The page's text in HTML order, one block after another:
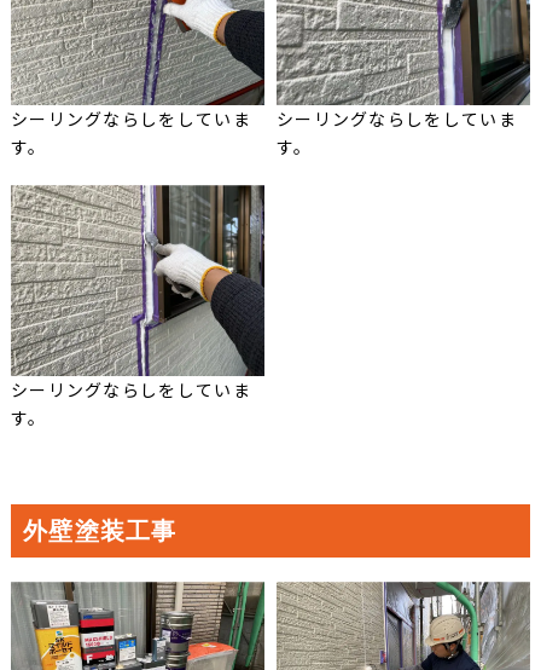
シーリングならしをしていま
す。
シーリングならしをしていま
す。
シーリングならしをしていま
す。
外壁塗装工事